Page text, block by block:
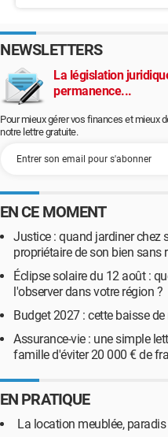
NEWSLETTERS
La législation
permanence...
Pour mieux gérer vos finances et mieux
notre lettre gratuite.
EN CE MOMENT
Justice : quand jardiner chez
propriétaire de son bien sans
Éclipse solaire du 12 août :
l'observer dans votre région ?
Budget 2027 : cette baisse
Assurance-vie : une simple
famille d'éviter 20 000 € de
EN PRATIQUE
La location meublée,